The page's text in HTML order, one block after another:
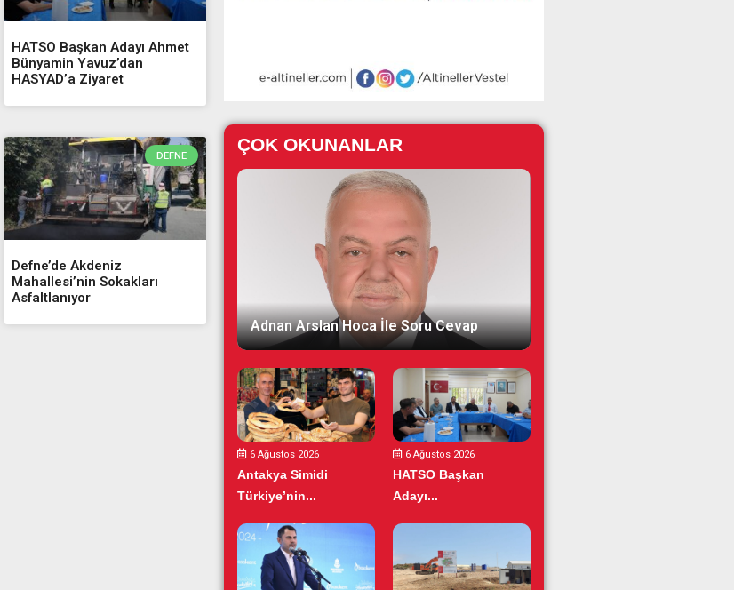
HATSO Başkan Adayı Ahmet
Bünyamin Yavuz’dan
HASYAD’a Ziyaret
DEFNE
Defne’de Akdeniz
Mahallesi’nin Sokakları
Asfaltlanıyor
ÇOK OKUNANLAR
Adnan Arslan Hoca İle Soru Cevap
6 Ağustos 2026
Antakya Simidi
Türkiye’nin...
6 Ağustos 2026
HATSO Başkan
Adayı...